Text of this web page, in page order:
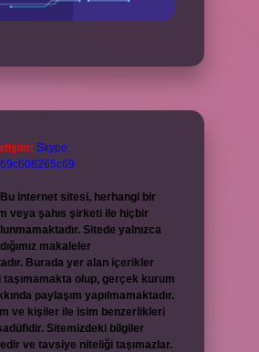
Skype:
Bu internet sitesi, herhangi bir
veya şahıs şirketi ile hiçbir
Sitede yalnızca
makaleler
Burada yer alan içerikler
taşımamakta olup, gerçek kurum
paylaşım yapılmamaktadır.
ve kişiler ile isim benzerlikleri
Sitemizdeki bilgiler
ve tavsiye niteliği taşımazlar.